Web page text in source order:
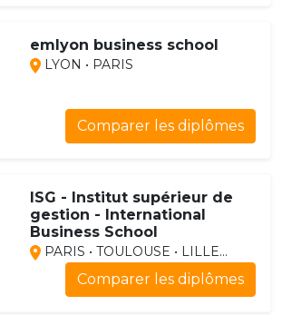
emlyon business school
LYON • PARIS
Comparer les diplômes
ISG - Institut supérieur de
gestion - International
Business School
PARIS • TOULOUSE • LILLE...
Comparer les diplômes